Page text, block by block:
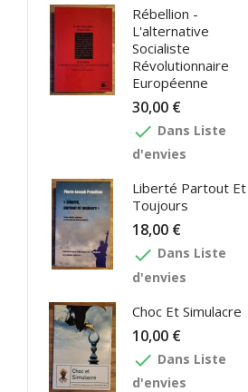
Rébellion -
L'alternative
Socialiste
Révolutionnaire
Européenne
30,00 €
done Dans Liste
d'envies
Liberté Partout Et
Toujours
18,00 €
done Dans Liste
d'envies
Choc Et Simulacre
10,00 €
done Dans Liste
d'envies